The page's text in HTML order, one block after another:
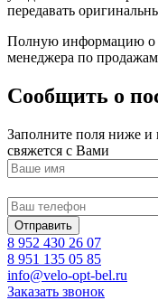
передавать
Полную информацию о
менеджера по
Сообщить о
Заполните поля ниже
свяжется с Вами
8 952 430 26 07
8 951 135 05 85
info@velo-opt-bel.ru
Заказать звонок